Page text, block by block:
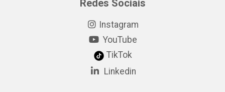
Redes Sociais
Instagram
YouTube
TikTok
Linkedin